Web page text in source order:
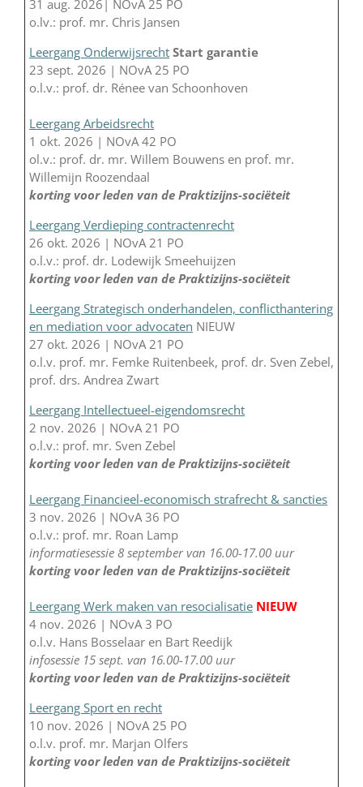
31 aug. 2026| NOvA 25 PO
o.lv.: prof. mr. Chris Jansen
Leergang Onderwijsrecht Start garantie
23 sept. 2026 | NOvA 25 PO
o.l.v.: prof. dr. Rénee van Schoonhoven
Leergang Arbeidsrecht
1 okt. 2026 | NOvA 42 PO
ol.v.: prof. dr. mr. Willem Bouwens en prof. mr.
Willemijn Roozendaal
korting voor leden van de Praktizijns-sociëteit
Leergang Verdieping contractenrecht
26 okt. 2026 | NOvA 21 PO
o.l.v.: prof. dr. Lodewijk Smeehuijzen
korting voor leden van de Praktizijns-sociëteit
Leergang Strategisch onderhandelen, conflicthantering
en mediation voor advocaten NIEUW
27 okt. 2026 | NOvA 21 PO
o.l.v. prof. mr. Femke Ruitenbeek, prof. dr. Sven Zebel,
prof. drs. Andrea Zwart
Leergang Intellectueel-eigendomsrecht
2 nov. 2026 | NOvA 21 PO
o.l.v.: prof. mr. Sven Zebel
korting voor leden van de Praktizijns-sociëteit
Leergang Financieel-economisch strafrecht & sancties
3 nov. 2026 | NOvA 36 PO
o.l.v.: prof. mr. Roan Lamp
informatiesessie 8 september van 16.00-17.00 uur
korting voor leden van de Praktizijns-sociëteit
Leergang Werk maken van resocialisatie NIEUW
4 nov. 2026 | NOvA 3 PO
o.l.v. Hans Bosselaar en Bart Reedijk
infosessie 15 sept. van 16.00-17.00 uur
korting voor leden van de Praktizijns-sociëteit
Leergang Sport en recht
10 nov. 2026 | NOvA 25 PO
o.l.v. prof. mr. Marjan Olfers
korting voor leden van de Praktizijns-sociëteit